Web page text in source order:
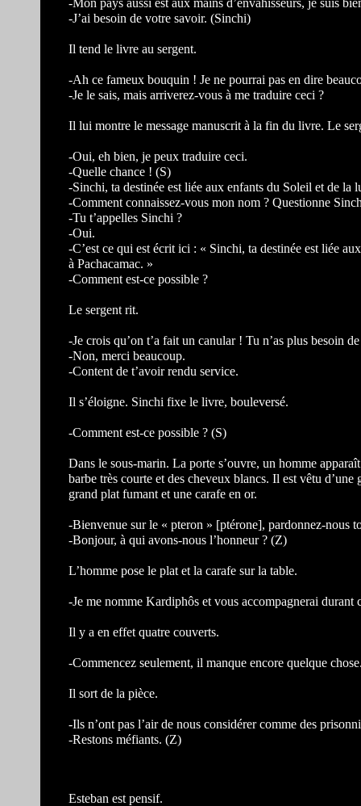
-Mon pays aussi est aux mains d’envahisseurs, je suis
-J’ai besoin de votre savoir. (Sinchi)
Il tend le livre au sergent.
-Ah ce fameux bouquin ! Je ne pourrai pas en dire
-Je le sais, mais arriverez-vous à me traduire ceci ?
Il lui montre le message manuscrit à la fin du livre. Le
-Oui, eh bien, je peux traduire ceci.
-Quelle chance ! (S)
-Sinchi, ta destinée est liée aux enfants du Soleil et de la
-Comment connaissez-vous mon nom ? Questionne
-Tu t’appelles Sinchi ?
-Oui.
-C’est ce qui est écrit ici : « Sinchi, ta destinée est liée
à Pachacamac. »
-Comment est-ce possible ?
Le sergent rit.
-Je crois qu’on t’a fait un canular ! Tu n’as plus besoin
-Non, merci beaucoup.
-Content de t’avoir rendu service.
Il s’éloigne. Sinchi fixe le livre, bouleversé.
-Comment est-ce possible ? (S)
Dans le sous-marin. La porte s’ouvre, un homme
barbe très courte et des cheveux blancs. Il est vêtu
grand plat fumant et une carafe en or.
-Bienvenue sur le « pteron » [ptérone], pardonnez-nous
-Bonjour, à qui avons-nous l’honneur ? (Z)
L’homme pose le plat et la carafe sur la table.
-Je me nomme Kardiphôs et vous accompagnerai durant
Il y a en effet quatre couverts.
-Commencez seulement, il manque encore quelque
Il sort de la pièce.
-Ils n’ont pas l’air de nous considérer comme des
-Restons méfiants. (Z)
Esteban est pensif.